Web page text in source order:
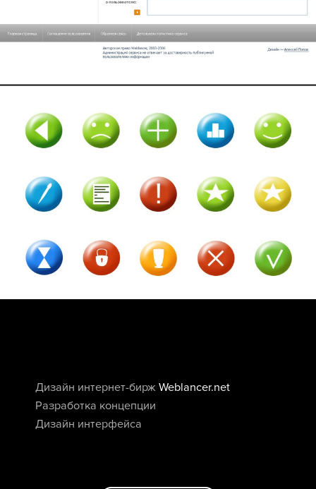
Дизайн интернет-бирж Weblancer.net
Разработка концепции
Дизайн интерфейса